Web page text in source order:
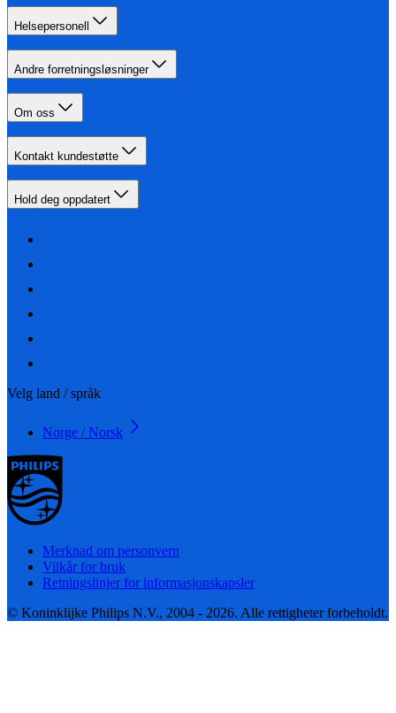
Helsepersonell
Andre forretningsløsninger
Om oss
Kontakt kundestøtte
Hold deg oppdatert
Velg land / språk
Norge / Norsk
Merknad om personvern
Vilkår for bruk
Retningslinjer for informasjonskapsler
© Koninklijke Philips N.V., 2004 - 2026. Alle rettigheter forbeholdt.